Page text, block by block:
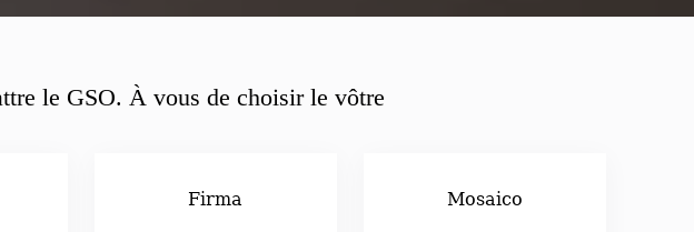
le GSO. À vous de choisir le vôtre
Firma Mosaico